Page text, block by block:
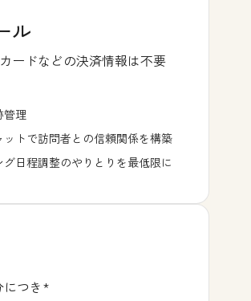
ル
ードなどの決済情報は不要
管理
ットで訪問者との信頼関係を構築
グ日程調整のやりとりを最低限に
につき*